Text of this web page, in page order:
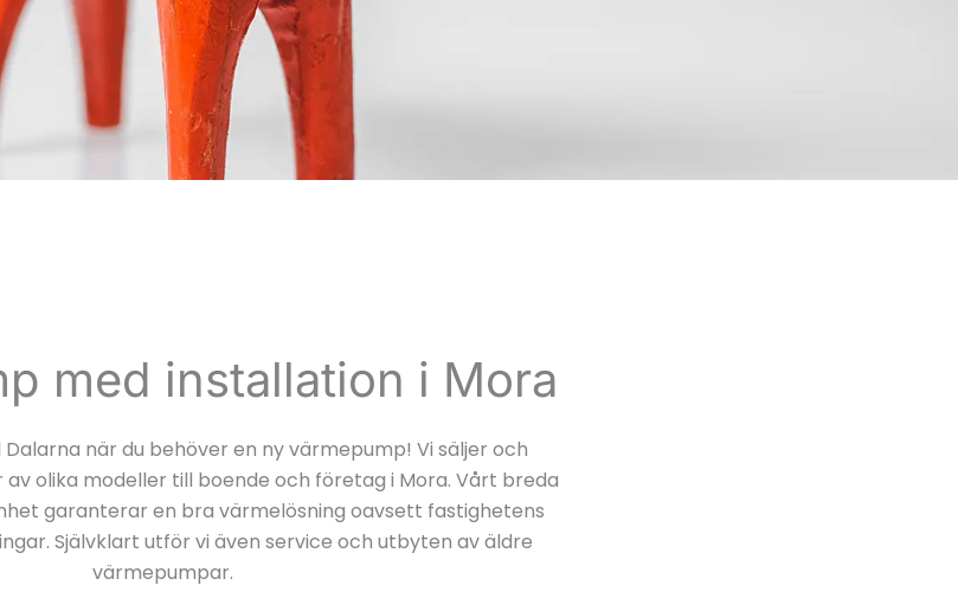
med installation i Mora
när du behöver en ny värmepump! Vi säljer och
olika modeller till boende och företag i Mora. Vårt breda
garanterar en bra värmelösning oavsett fastighetens
Självklart utför vi även service och utbyten av äldre
värmepumpar.